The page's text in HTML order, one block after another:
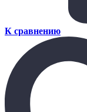
К сравнению